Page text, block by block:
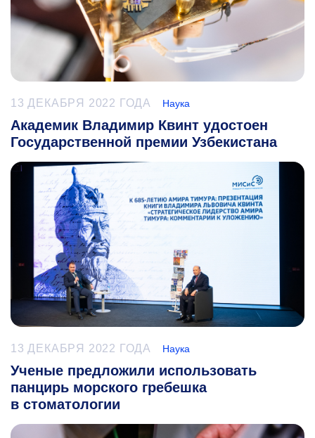
13 ДЕКАБРЯ 2022 ГОДА Наука
Академик Владимир Квинт удостоен
Государственной премии Узбекистана
13 ДЕКАБРЯ 2022 ГОДА Наука
Ученые предложили использовать
панцирь морского гребешка
в стоматологии